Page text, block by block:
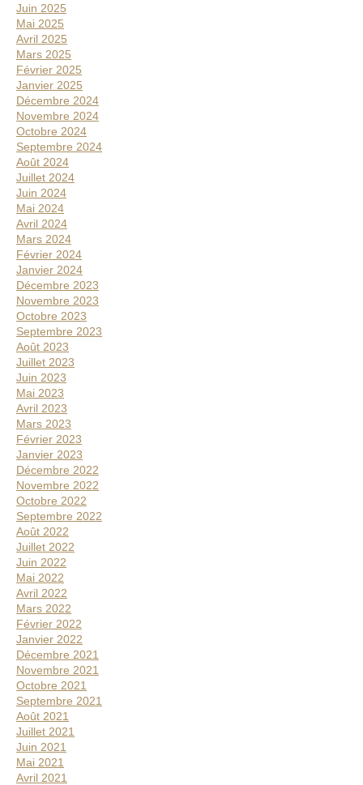
Juin 2025
Mai 2025
Avril 2025
Mars 2025
Février 2025
Janvier 2025
Décembre 2024
Novembre 2024
Octobre 2024
Septembre 2024
Août 2024
Juillet 2024
Juin 2024
Mai 2024
Avril 2024
Mars 2024
Février 2024
Janvier 2024
Décembre 2023
Novembre 2023
Octobre 2023
Septembre 2023
Août 2023
Juillet 2023
Juin 2023
Mai 2023
Avril 2023
Mars 2023
Février 2023
Janvier 2023
Décembre 2022
Novembre 2022
Octobre 2022
Septembre 2022
Août 2022
Juillet 2022
Juin 2022
Mai 2022
Avril 2022
Mars 2022
Février 2022
Janvier 2022
Décembre 2021
Novembre 2021
Octobre 2021
Septembre 2021
Août 2021
Juillet 2021
Juin 2021
Mai 2021
Avril 2021